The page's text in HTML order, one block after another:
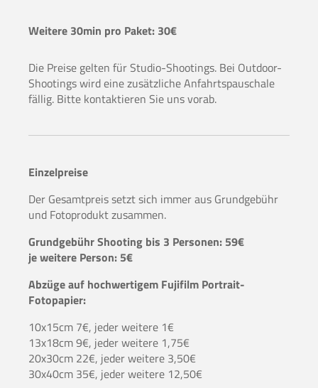
Weitere 30min pro Paket: 30€
Die Preise gelten für Studio-Shootings. Bei Outdoor-
Shootings wird eine zusätzliche Anfahrtspauschale
fällig. Bitte kontaktieren Sie uns vorab.
Einzelpreise
Der Gesamtpreis setzt sich immer aus Grundgebühr
und Fotoprodukt zusammen.
Grundgebühr Shooting bis 3 Personen: 59€
je weitere Person: 5€
Abzüge auf hochwertigem Fujifilm Portrait-
Fotopapier:
10x15cm 7€, jeder weitere 1€
13x18cm 9€, jeder weitere 1,75€
20x30cm 22€, jeder weitere 3,50€
30x40cm 35€, jeder weitere 12,50€